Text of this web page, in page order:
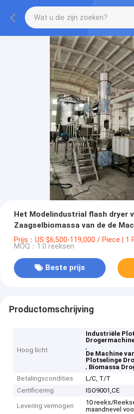
Het Modelindustrial flash dryer
Zaagselbiomassa van de de
XSG Houten Drogende Materiaal
Prijs：US $6,500-119,000 / Piece | 1
MOQ：1.0 reeksen
Beste prijs
Productomschrijving
Hoog licht
Industriële
,
De Machine
Plotselinge
, Biomassa
Betalingscondities
L/C, T/T
Certificering
ISO9001,CE
Levering vermogen
10 reeks/
maandnevel